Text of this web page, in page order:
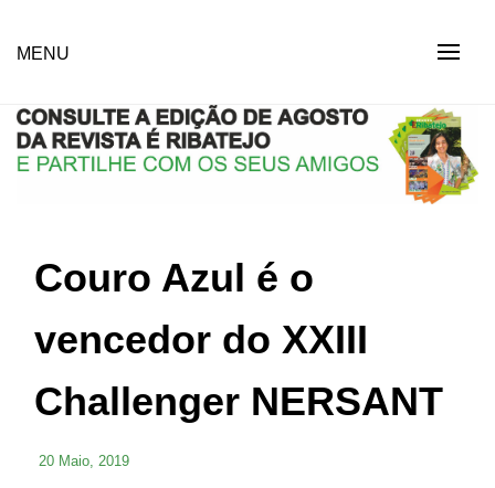
É RIBATEJO – REVISTA
SOCIAL ONLINE
MENU
Couro Azul é o
vencedor do XXIII
Challenger NERSANT
20 Maio, 2019